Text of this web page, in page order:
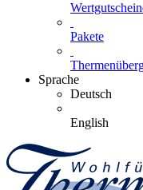
Pakete
Sprache
Deutsch
English